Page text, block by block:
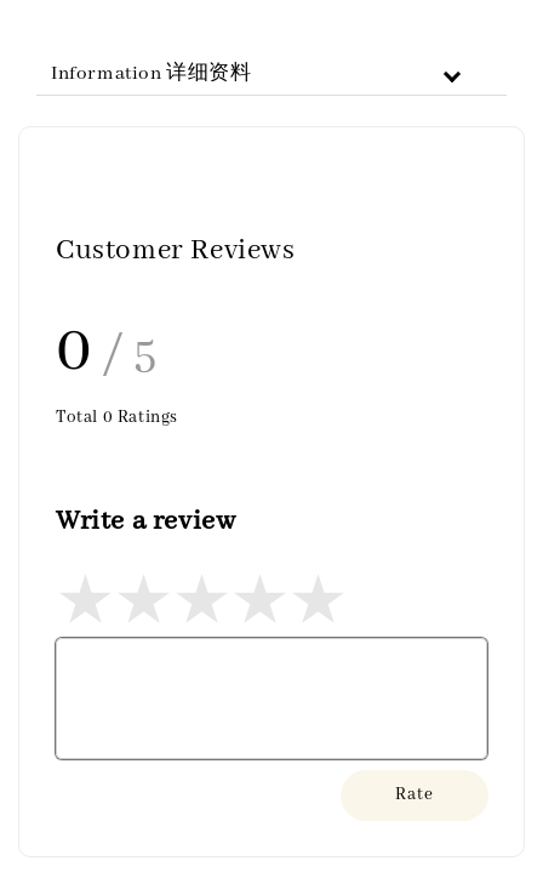
Information 详细资料
Customer Reviews
0 / 5
Total 0 Ratings
Write a review
Rate